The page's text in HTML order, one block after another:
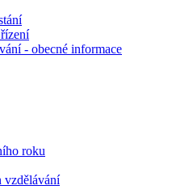
- obecné informace
roku
vzdělávání